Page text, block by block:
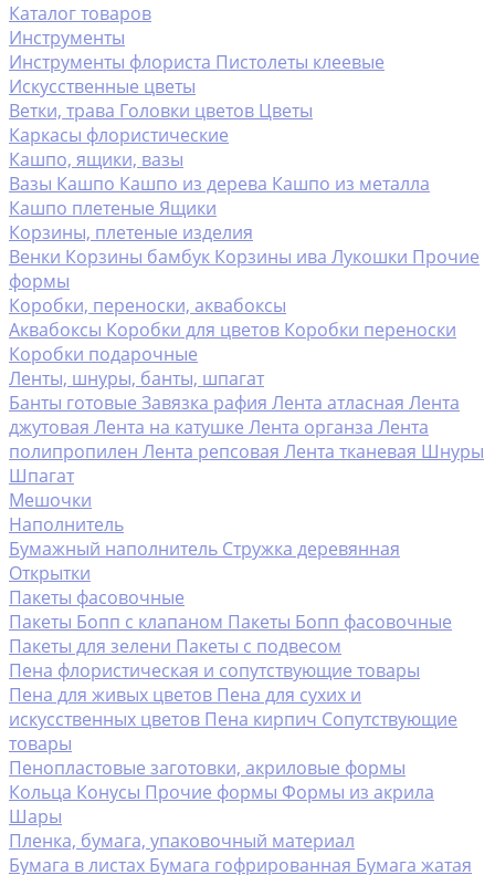
Каталог товаров
Инструменты
Инструменты флориста Пистолеты клеевые
Искусственные цветы
Ветки, трава Головки цветов Цветы
Каркасы флористические
Кашпо, ящики, вазы
Вазы Кашпо Кашпо из дерева Кашпо из металла
Кашпо плетеные Ящики
Корзины, плетеные изделия
Венки Корзины бамбук Корзины ива Лукошки Прочие
формы
Коробки, переноски, аквабоксы
Аквабоксы Коробки для цветов Коробки переноски
Коробки подарочные
Ленты, шнуры, банты, шпагат
Банты готовые Завязка рафия Лента атласная Лента
джутовая Лента на катушке Лента органза Лента
полипропилен Лента репсовая Лента тканевая Шнуры
Шпагат
Мешочки
Наполнитель
Бумажный наполнитель Стружка деревянная
Открытки
Пакеты фасовочные
Пакеты Бопп с клапаном Пакеты Бопп фасовочные
Пакеты для зелени Пакеты с подвесом
Пена флористическая и сопутствующие товары
Пена для живых цветов Пена для сухих и
искусственных цветов Пена кирпич Сопутствующие
товары
Пенопластовые заготовки, акриловые формы
Кольца Конусы Прочие формы Формы из акрила
Шары
Пленка, бумага, упаковочный материал
Бумага в листах Бумага гофрированная Бумага жатая